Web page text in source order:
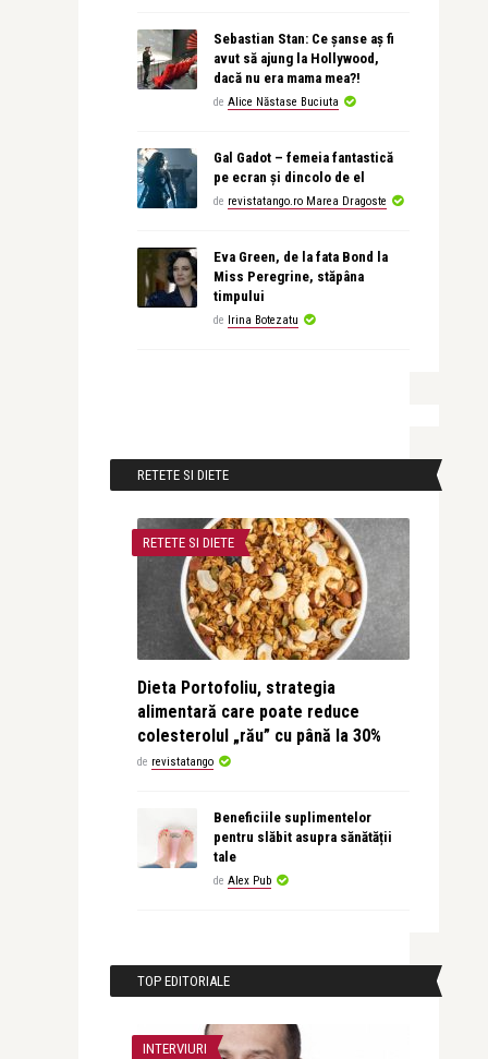
Sebastian Stan: Ce șanse aș fi
avut să ajung la Hollywood,
dacă nu era mama mea?!
de Alice Năstase Buciuta
Gal Gadot – femeia fantastică
pe ecran și dincolo de el
de revistatango.ro Marea Dragoste
Eva Green, de la fata Bond la
Miss Peregrine, stăpâna
timpului
de Irina Botezatu
RETETE SI DIETE
RETETE SI DIETE
Dieta Portofoliu, strategia
alimentară care poate reduce
colesterolul „rău” cu până la 30%
de revistatango
Beneficiile suplimentelor
pentru slăbit asupra sănătății
tale
de Alex Pub
TOP EDITORIALE
INTERVIURI